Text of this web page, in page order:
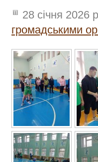
28 січня 2026
громадськими